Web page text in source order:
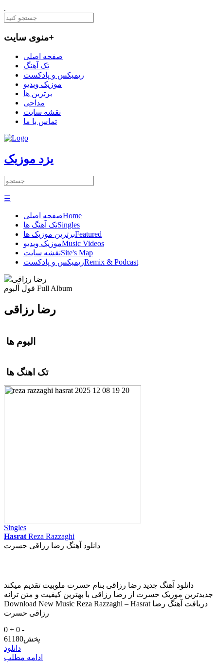
.
منوی سایت+
صفحه اصلی
تک آهنگ
ریمیکس و پادکست
موزیک ویدیو
برترین ها
مداحی
نقشه سایت
تماس با ما
یزد موزیک
☰
صفحه اصلیHome
تک آهنگ هاSingles
برترین موزیک هاFeatured
موزیک ویدیوMusic Videos
نقشه سایتSite's Map
ریمیکس و پادکستRemix & Podcast
Full Album
رضا رزاقی
البوم ها
تک اهنگ ها
Singles
Hasrat Reza Razzaghi
دانلود آهنگ رضا رزاقی حسرت
دانلود آهنگ جدید رضا رزاقی بنام حسرت ملوبیت تقدیم میکند
جدیدترین موزیک حسرت از رضا رزاقی با بهترین کیفیت و متن ترانه
Download New Music Reza Razzaghi – Hasrat دریافت آهنگ رضا
رزاقی حسرت
0 + 0 -
پخش61180
دانلود
ادامه مطلب